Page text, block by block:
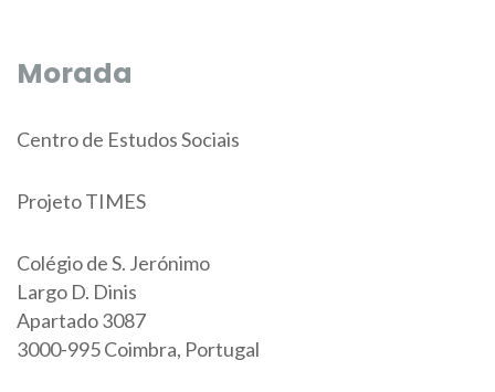
Morada
Centro de Estudos Sociais
Projeto TIMES
Colégio de S. Jerónimo
Largo D. Dinis
Apartado 3087
3000-995 Coimbra, Portugal